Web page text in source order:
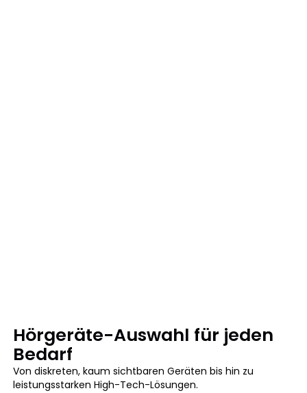
Hörgeräte-Auswahl für jeden
Bedarf
Von diskreten, kaum sichtbaren Geräten bis hin zu
leistungsstarken High-Tech-Lösungen.